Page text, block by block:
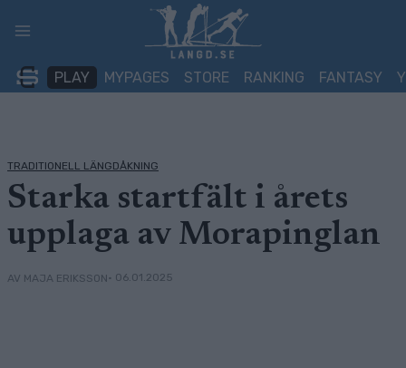
PLAY MYPAGES STORE RANKING FANTASY
TRADITIONELL LÄNGDÅKNING
Starka startfält i årets
upplaga av Morapinglan
AV MAJA ERIKSSON• 06.01.2025